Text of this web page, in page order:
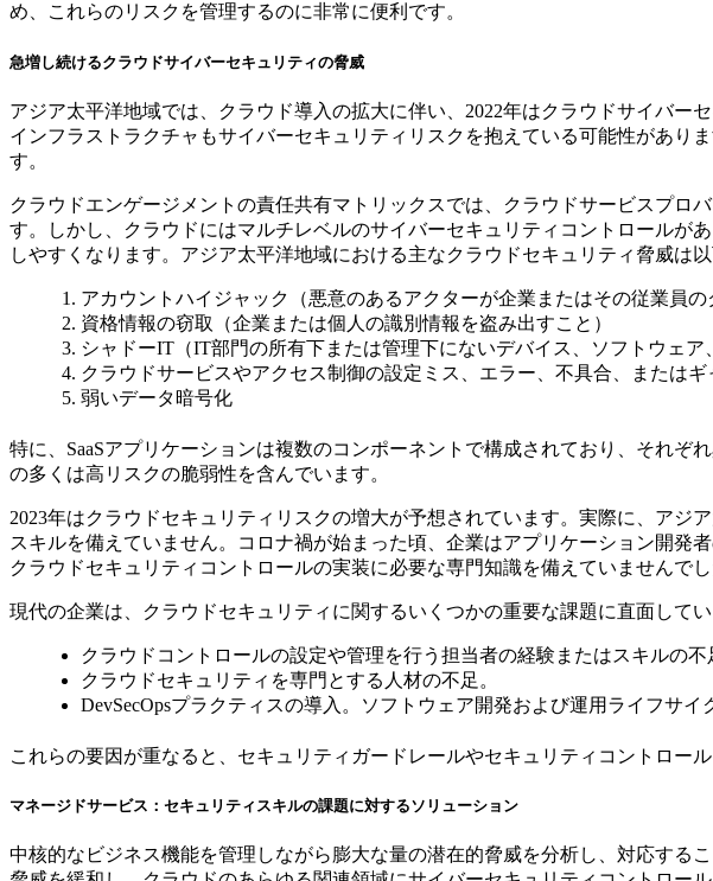
め、これらのリスクを管理するのに非常に便利です。
急増し続けるクラウドサイバーセキュリティの脅威
アジア太平洋地域では、クラウド導入の拡大に伴い、2022年はクラウドサイバ
インフラストラクチャもサイバーセキュリティリスクを抱えている可能性があ
す。
クラウドエンゲージメントの責任共有マトリックスでは、クラウドサービスプロ
す。しかし、クラウドにはマルチレベルのサイバーセキュリティコントロールが
しやすくなります。アジア太平洋地域における主なクラウドセキュリティ脅威は以
アカウントハイジャック（悪意のあるアクターが企業またはその従業員
資格情報の窃取（企業または個人の識別情報を盗み出すこと）
シャドーIT（IT部門の所有下または管理下にないデバイス、ソフトウェア
クラウドサービスやアクセス制御の設定ミス、エラー、不具合、またはギ
弱いデータ暗号化
特に、SaaSアプリケーションは複数のコンポーネントで構成されており、それ
の多くは高リスクの脆弱性を含んでいます。
2023年はクラウドセキュリティリスクの増大が予想されています。実際に、ア
スキルを備えていません。コロナ禍が始まった頃、企業はアプリケーション開
クラウドセキュリティコントロールの実装に必要な専門知識を備えていませんでし
現代の企業は、クラウドセキュリティに関するいくつかの重要な課題に直面してい
クラウドコントロールの設定や管理を行う担当者の経験またはスキルの不
クラウドセキュリティを専門とする人材の不足。
DevSecOpsプラクティスの導入。ソフトウェア開発および運用ライフサ
これらの要因が重なると、セキュリティガードレールやセキュリティコントロー
マネージドサービス：セキュリティスキルの課題に対するソリューション
中核的なビジネス機能を管理しながら膨大な量の潜在的脅威を分析し、対応する